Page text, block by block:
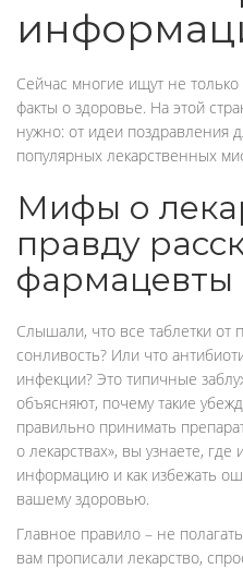
Сейчас многие ищут не
факты о здоровье. На этой
нужно: от идеи поздравления
популярных лекарственных
Мифы о
правду
фармацевты
Слышали, что все таблетки от
сонливость? Или что
инфекции? Это типичные
объясняют, почему такие
правильно принимать
о лекарствах», вы узнаете, где
информацию и как избежать
вашему здоровью.
Главное правило – не
вам прописали лекарство,